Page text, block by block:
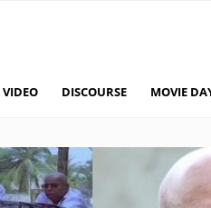
VIDEO DISCOURSE MOVIE